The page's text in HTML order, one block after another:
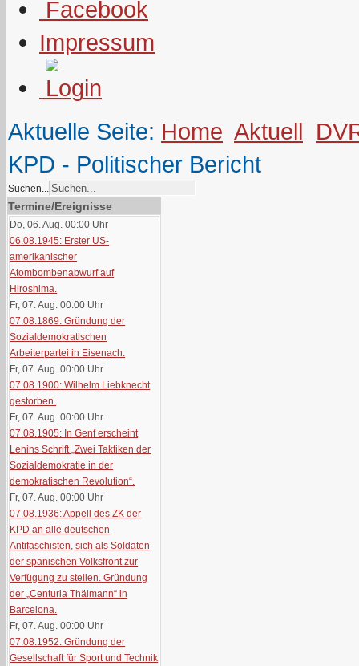
Impressum
Aktuelle Seite: Home Aktuell
KPD - Politischer Bericht
Suchen...
Termine/Ereignisse
Do, 06. Aug. 00:00 Uhr
06.08.1945: Erster US-
amerikanischer
Atombombenabwurf auf
Hiroshima.
Fr, 07. Aug. 00:00 Uhr
07.08.1869: Gründung der
Sozialdemokratischen
Arbeiterpartei in Eisenach.
Fr, 07. Aug. 00:00 Uhr
07.08.1900: Wilhelm Liebknecht
gestorben.
Fr, 07. Aug. 00:00 Uhr
07.08.1905: In Genf erscheint
Lenins Schrift „Zwei Taktiken der
Sozialdemokratie in der
demokratischen Revolution“.
Fr, 07. Aug. 00:00 Uhr
07.08.1936: Appell des ZK der
KPD an alle deutschen
Antifaschisten, sich als Soldaten
der spanischen Volksfront zur
Verfügung zu stellen. Gründung
der „Centuria Thälmann“ in
Barcelona.
Fr, 07. Aug. 00:00 Uhr
07.08.1952: Gründung der
Gesellschaft für Sport und Technik